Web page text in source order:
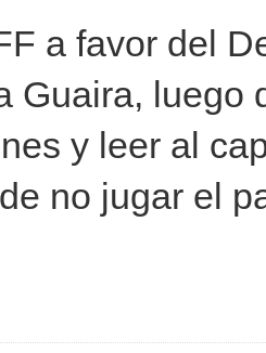
a favor del
Guaira, luego
y leer al
no jugar el